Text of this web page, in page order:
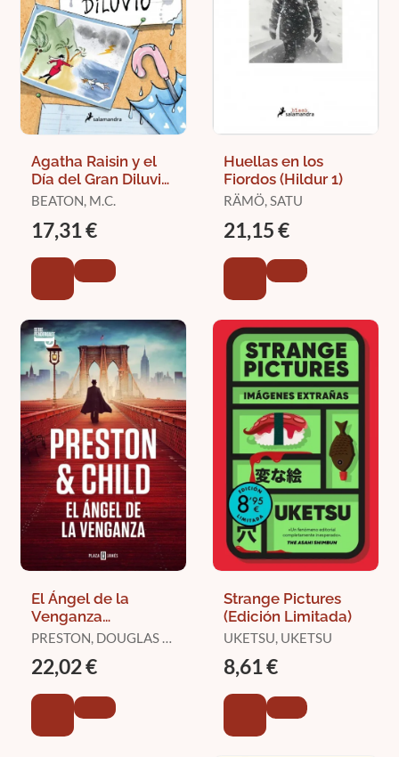
Agatha Raisin y el
Día del Gran Diluvio
(Agatha Raisin 12)
BEATON, M.C.
17,31 €
Huellas en los
Fiordos (Hildur 1)
RÄMÖ, SATU
21,15 €
El Ángel de la
Venganza
(Inspector
PRESTON, DOUGLAS /
22,02 €
Strange Pictures
(Edición Limitada)
UKETSU, UKETSU
8,61 €